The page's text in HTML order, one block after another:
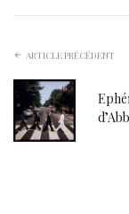
ARTICLE PRÉCÉDENT